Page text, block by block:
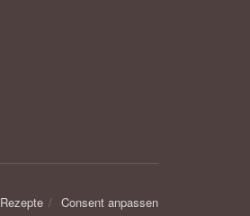
Rezepte Consent anpassen